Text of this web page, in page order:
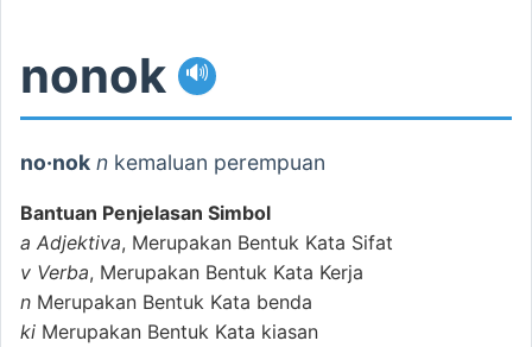
nonok 🔊
no·nok n kemaluan perempuan
Bantuan Penjelasan Simbol
a Adjektiva, Merupakan Bentuk Kata Sifat
v Verba, Merupakan Bentuk Kata Kerja
n Merupakan Bentuk Kata benda
ki Merupakan Bentuk Kata kiasan